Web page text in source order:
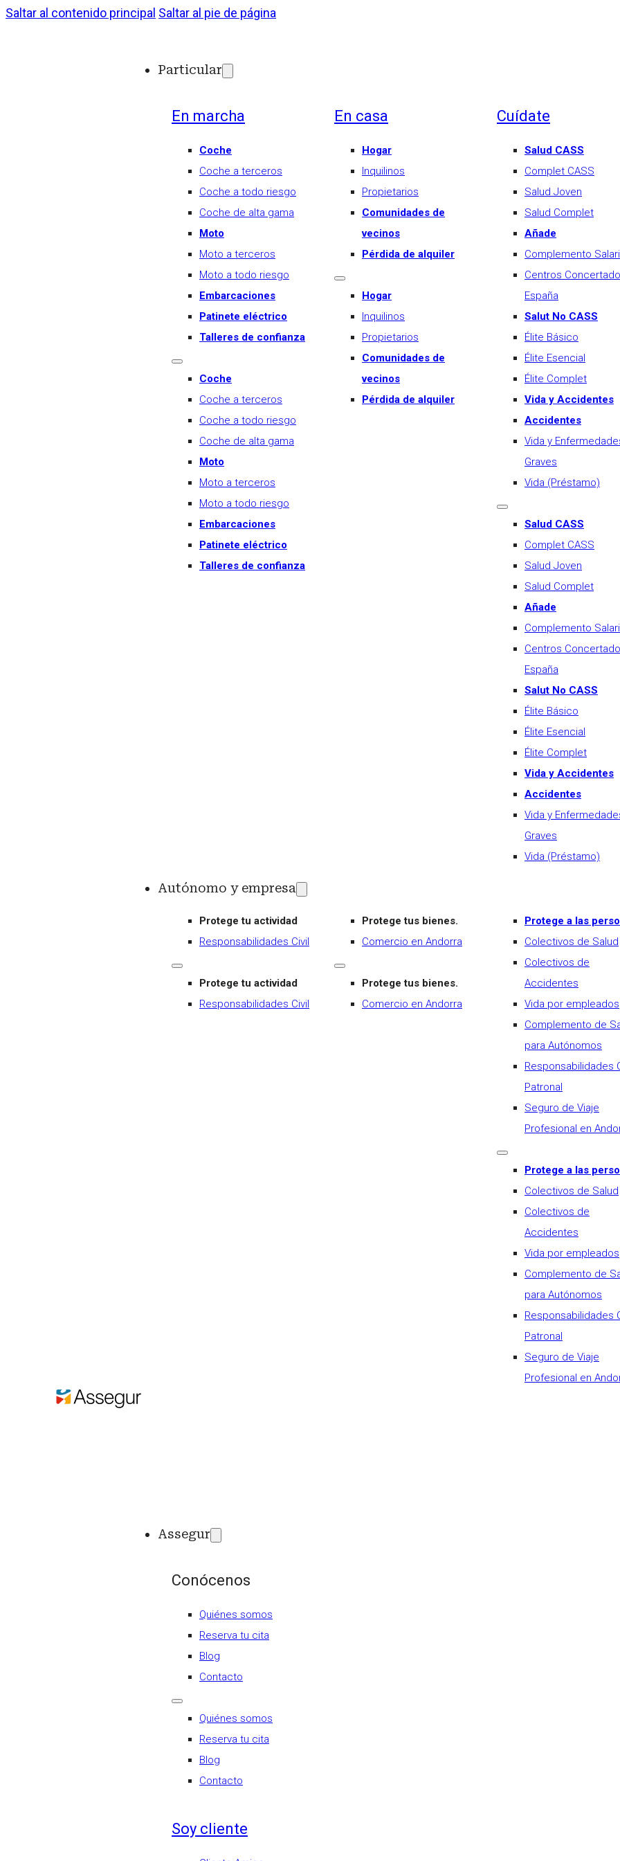
Saltar al contenido principal Saltar al pie de página
Particular
En marcha
Coche
Coche a terceros
Coche a todo riesgo
Coche de alta gama
Moto
Moto a terceros
Moto a todo riesgo
Embarcaciones
Patinete eléctrico
Talleres de confianza
Coche
Coche a terceros
Coche a todo riesgo
Coche de alta gama
Moto
Moto a terceros
Moto a todo riesgo
Embarcaciones
Patinete eléctrico
Talleres de confianza
En casa
Hogar
Inquilinos
Propietarios
Comunidades de
vecinos
Pérdida de alquiler
Hogar
Inquilinos
Propietarios
Comunidades de
vecinos
Pérdida de alquiler
Cuídate
Salud CASS
Complet CASS
Salud Joven
Salud Complet
Añade
Complemento
Centros
España
Salut No CASS
Élite Básico
Élite Esencial
Élite Complet
Vida y Accidentes
Accidentes
Vida y
Graves
Vida (Préstamo)
Salud CASS
Complet CASS
Salud Joven
Salud Complet
Añade
Complemento
Centros
España
Salut No CASS
Élite Básico
Élite Esencial
Élite Complet
Vida y Accidentes
Accidentes
Vida y
Graves
Vida (Préstamo)
Autónomo y empresa
Protege tu actividad
Responsabilidades Civil
Protege tu actividad
Responsabilidades Civil
Protege tus bienes.
Comercio en Andorra
Protege tus bienes.
Comercio en Andorra
Protege a las
Colectivos de Salud
Colectivos de
Accidentes
Vida por empleados
Complemento de
para Autónomos
Responsabilidades
Patronal
Seguro de Viaje
Profesional en
Protege a las
Colectivos de Salud
Colectivos de
Accidentes
Vida por empleados
Complemento de
para Autónomos
Responsabilidades
Patronal
Seguro de Viaje
Profesional en
Assegur
Conócenos
Quiénes somos
Reserva tu cita
Blog
Contacto
Quiénes somos
Reserva tu cita
Blog
Contacto
Soy cliente